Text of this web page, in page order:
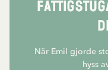
När Emil gjorde
hyss